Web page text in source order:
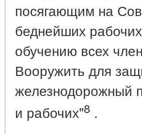
посягающим на
беднейших
обучению всех
Вооружить для
железнодорожный
и рабочих"8 .